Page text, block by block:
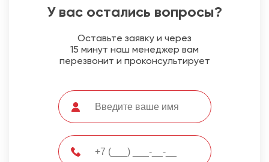
У вас остались вопросы?
Оставьте заявку и через
15 минут наш менеджер вам
перезвонит и проконсультирует